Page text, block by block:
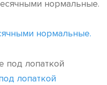
нормальные.
лопаткой